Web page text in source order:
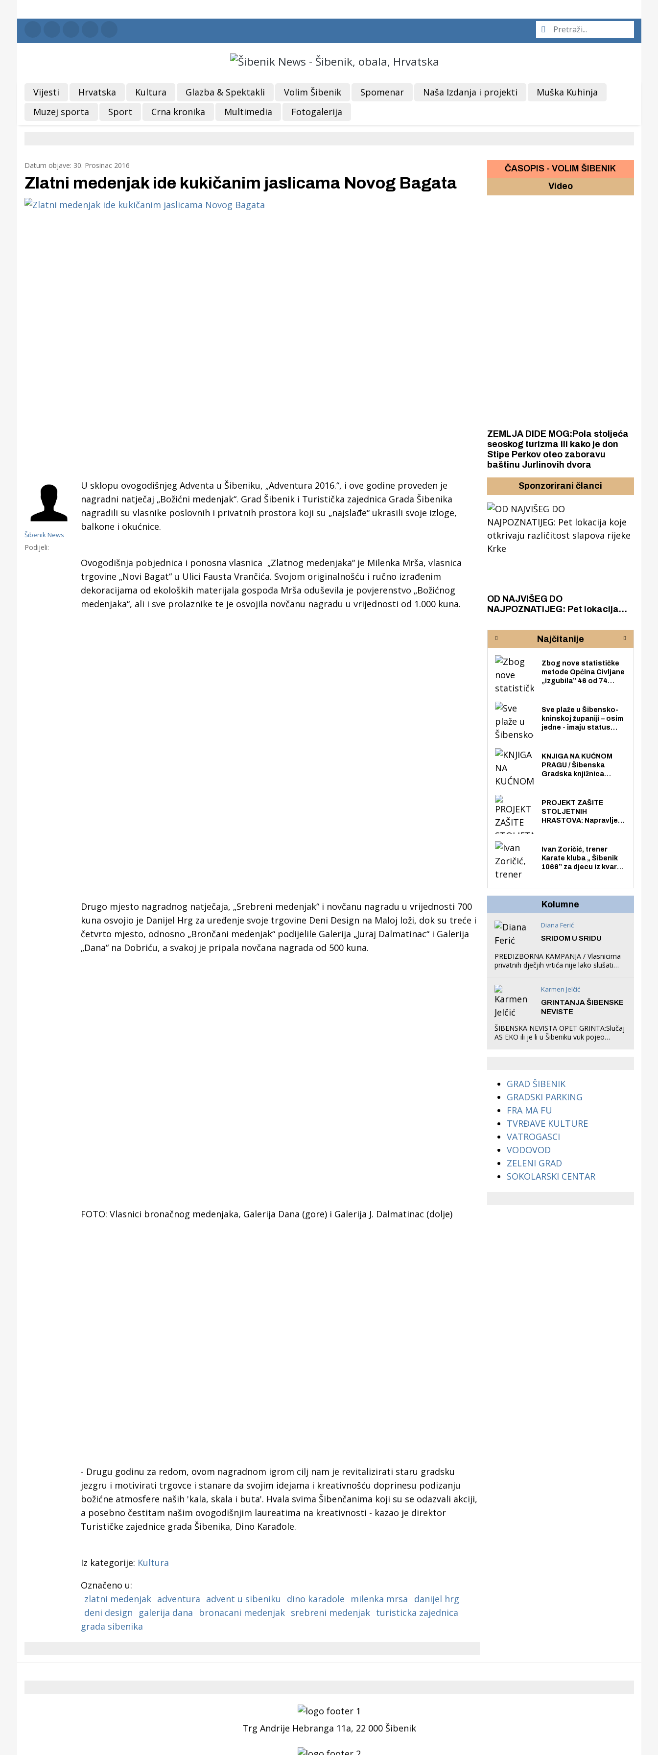
Vijesti Hrvatska Kultura Glazba & Spektakli Volim Šibenik Spomenar Naša Izdanja i projekti
Muška Kuhinja
Muzej sporta
Sport Crna kronika Multimedia Fotogalerija
Datum objave: 30. Prosinac 2016
Zlatni medenjak ide kukičanim jaslicama Novog Bagata
Šibenik News
Podijeli:
U sklopu ovogodišnjeg Adventa u Šibeniku, „Adventura 2016.“, i ove godine proveden je
nagradni natječaj „Božićni medenjak“. Grad Šibenik i Turistička zajednica Grada Šibenika
nagradili su vlasnike poslovnih i privatnih prostora koji su „najslađe“ ukrasili svoje izloge,
balkone i okućnice.
Ovogodišnja pobjednica i ponosna vlasnica „Zlatnog medenjaka“ je Milenka Mrša, vlasnica
trgovine „Novi Bagat“ u Ulici Fausta Vrančića. Svojom originalnošću i ručno izrađenim
dekoracijama od ekoloških materijala gospođa Mrša oduševila je povjerenstvo „Božićnog
medenjaka“, ali i sve prolaznike te je osvojila novčanu nagradu u vrijednosti od 1.000 kuna.
Drugo mjesto nagradnog natječaja, „Srebreni medenjak“ i novčanu nagradu u vrijednosti 700
kuna osvojio je Danijel Hrg za uređenje svoje trgovine Deni Design na Maloj loži, dok su treće i
četvrto mjesto, odnosno „Brončani medenjak“ podijelile Galerija „Juraj Dalmatinac“ i Galerija
„Dana“ na Dobriću, a svakoj je pripala novčana nagrada od 500 kuna.
FOTO: Vlasnici bronačnog medenjaka, Galerija Dana (gore) i Galerija J. Dalmatinac (dolje)
- Drugu godinu za redom, ovom nagradnom igrom cilj nam je revitalizirati staru gradsku
jezgru i motivirati trgovce i stanare da svojim idejama i kreativnošću doprinesu podizanju
božićne atmosfere naših 'kala, skala i buta'. Hvala svima Šibenčanima koji su se odazvali akciji,
a posebno čestitam našim ovogodišnjim laureatima na kreativnosti - kazao je direktor
Turističke zajednice grada Šibenika, Dino Karađole.
Iz kategorije: Kultura
Označeno u:
zlatni medenjak adventura advent u sibeniku dino karadole milenka mrsa
danijel hrg
deni design
galerija dana bronacani medenjak srebreni medenjak turisticka zajednica
grada sibenika
ČASOPIS - VOLIM ŠIBENIK
Video
ZEMLJA DIDE MOG:Pola stoljeća
seoskog turizma ili kako je don
Stipe Perkov oteo zaboravu
baštinu Jurlinovih dvora
Sponzorirani članci
Gornji tok Krke iz prve ruke -
Otkrijte hostel Titius u
Šibenik spreman za dolazak
električnih autobusa: izgrađeno
OD NAJVIŠEG DO
NAJPOZNATIJEG: Pet lokacija
rijeke Krke
Najčitanije
Zbog nove statističke
metode Općina Civljane
„izgubila” 46 od 74
nego radno sposobnih
osoba među svojih 170
stanovnika.
Sve plaže u Šibensko-
kninskoj županiji – osim
jedne - imaju status
općoj upotrebi. Pristup
je slobodan i besplatan
za sve građane i
KNJIGA NA KUĆNOM
PRAGU / Šibenska
Gradska knjižnica
knjiga na kućnu adresu
električnim biciklom.
PROJEKT ZAŠITE
STOLJETNIH
HRASTOVA: Napravljen
Zmajevac
Ivan Zoričić, trener
Karate kluba „ Šibenik
1066” za djecu iz kvarta
organizirao dječje
Kolumne
Diana Ferić
SRIDOM U SRIDU
PREDIZBORNA KAMPANJA / Vlasnicima
privatnih dječjih vrtića nije lako slušati
što oni rade u Šibeniku ne postoji
Karmen Jelčić
GRINTANJA ŠIBENSKE
NEVISTE
ŠIBENSKA NEVISTA OPET GRINTA:Slučaj
AS EKO ili je li u Šibeniku vuk pojeo
GRAD ŠIBENIK
GRADSKI PARKING
FRA MA FU
TVRĐAVE KULTURE
VATROGASCI
VODOVOD
ZELENI GRAD
SOKOLARSKI CENTAR
Trg Andrije Hebranga 11a, 22 000 Šibenik